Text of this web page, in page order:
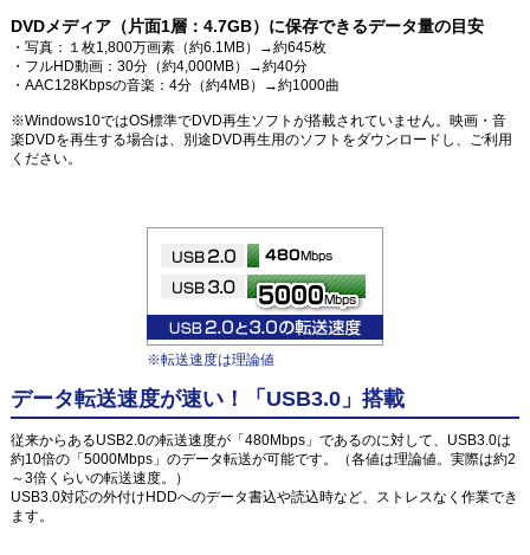
DVDメディア（片面1層：4.7GB）に保存できるデータ量の目安
・写真：１枚1,800万画素（約6.1MB）→約645枚
・フルHD動画：30分（約4,000MB）→約40分
・AAC128Kbpsの音楽：4分（約4MB）→約1000曲
※Windows10ではOS標準でDVD再生ソフトが搭載されていません。映画・音
楽DVDを再生する場合は、別途DVD再生用のソフトをダウンロードし、ご利用
ください。
※転送速度は理論値
データ転送速度が速い！「USB3.0」搭載
従来からあるUSB2.0の転送速度が「480Mbps」であるのに対して、USB3.0は
約10倍の「5000Mbps」のデータ転送が可能です。（各値は理論値。実際は約2
～3倍くらいの転送速度。）
USB3.0対応の外付けHDDへのデータ書込や読込時など、ストレスなく作業でき
ます。